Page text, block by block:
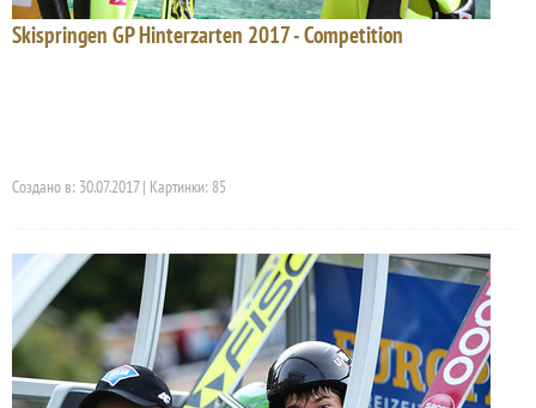
Skispringen GP Hinterzarten 2017 - Competition
Создано в: 30.07.2017 | Картинки: 85